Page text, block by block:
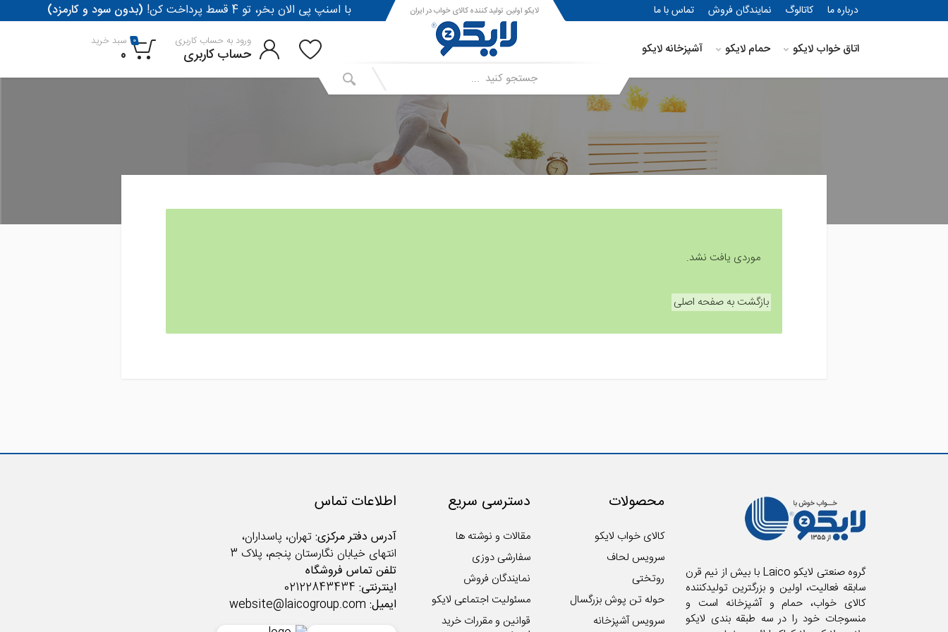
درباره ما کاتالوگ نمایندگان فروش تماس با ما (بدون سود و کارمزد) !با اسنپ پی الان بخر، تو 4 قسط پرداخت کن
اتاق خواب لایکو حمام لایکو آشپزخانه لایکو
لایکو اولین تولید کننده کالای خواب در ایران
ورود به حساب کاربری
حساب کاربری
0 سبد خرید
0
موردی یافت نشد.
بازگشت به صفحه اصلی
گروه صنعتی لایکو Laico با بیش از نیم قرن
سابقه فعالیت، اولین و بزرگترین تولیدکننده
کالای خواب، حمام و آشپزخانه است و
منسوجات خود را در سه طبقه بندی لایکو
محصولات
کالای خواب لایکو
سرویس لحاف
روتختی
حوله تن پوش بزرگسال
سرویس آشپزخانه
دسترسی سریع
مقالات و نوشته ها
سفارشی دوزی
نمایندگان فروش
مسئولیت اجتماعی لایکو
قوانین و مقررات خرید
اطلاعات تماس
آدرس دفتر مرکزی:تهران، پاسداران،
انتهای خیابان نگارستان پنجم، پلاک 3
تلفن تماس فروشگاه
اینترنتی:
ایمیل: website@laicogroup.com